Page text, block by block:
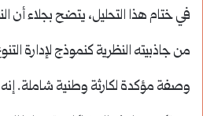
في ختام هذا التحليل، يتضح بجلاء أن
من جاذبيته النظرية كنموذج لإدارة
وصفة مؤكدة لكارثة وطنية شاملة.